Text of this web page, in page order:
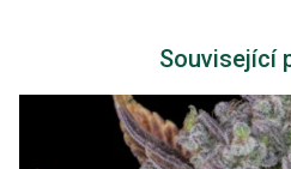
Související